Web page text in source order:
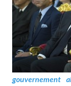
gouvernement